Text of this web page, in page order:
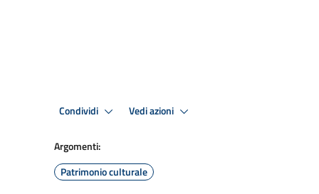
Condividi Vedi azioni
Argomenti:
Patrimonio culturale